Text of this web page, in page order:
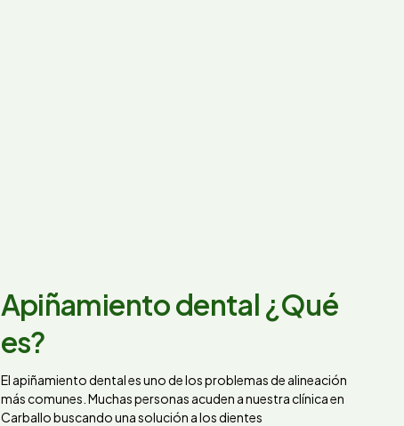
Apiñamiento dental ¿Qué
es?
El apiñamiento dental es uno de los problemas de alineación
más comunes. Muchas personas acuden a nuestra clínica en
Carballo buscando una solución a los dientes